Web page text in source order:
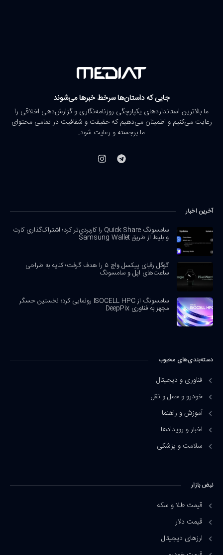
جایی که داستان‌ها سرخط خبرها می‌شوند
ما بالاترین استانداردهای یکپارچگی روزنامه‌نگاری و گزارش‌دهی اخلاقی را
رعایت می‌کنیم و اطمینان می‌دهیم که حقیقت و شفافیت در تمامی محتوای
ما برجسته و رعایت شود.
آخرین اخبار
سامسونگ Quick Share را کاربردی‌تر کرد؛ اشتراک‌گذاری کارت
و بلیط از طریق Samsung Wallet
گوگل رقبای پیکسل واچ ۵ را هدف گرفت؛ کنایه به طراحی
ساعت‌های اپل و سامسونگ
سامسونگ از ISOCELL HPC رونمایی کرد؛ نخستین حسگر
مجهز به فناوری DeepPix
دسته‌بندی‌های محبوب
فناوری و دیجیتال
خودرو و حمل و نقل
آموزش و راهنما
اخبار و رویدادها
سلامت و پزشکی
نبض بازار
قیمت طلا و سکه
قیمت دلار
ارزهای دیجیتال